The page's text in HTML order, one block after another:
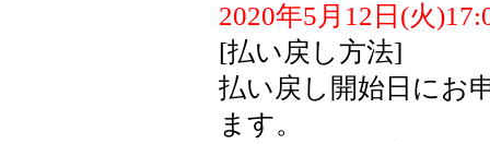
2020年5月12日(火
[払い戻し方法]
払い戻し開始日にお
ます。